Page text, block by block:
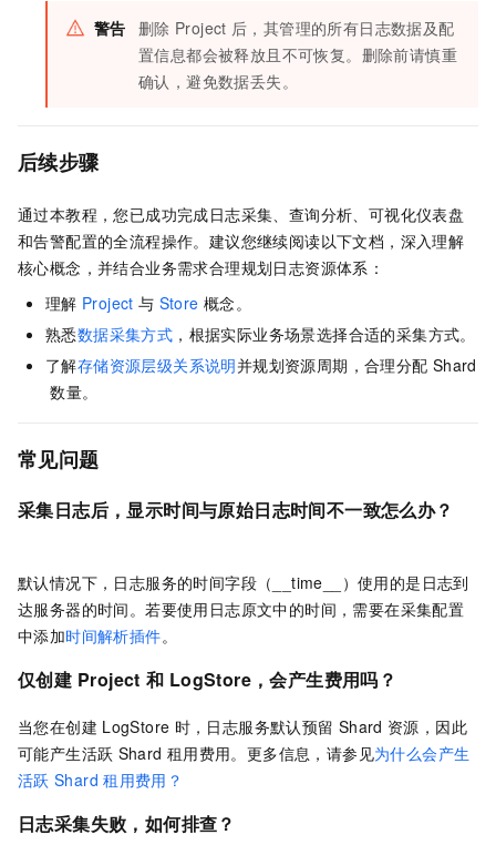
警告 删除 Project 后，其管理的所有日志数据及配
置信息都会被释放且不可恢复。删除前请慎重
确认，避免数据丢失。
后续步骤
通过本教程，您已成功完成日志采集、查询分析、可视化仪表盘
和告警配置的全流程操作。建议您继续阅读以下文档，深入理解
核心概念，并结合业务需求合理规划日志资源体系：
理解 Project 与 Store 概念。
熟悉数据采集方式 ，根据实际业务场景选择合适的采集方式。
了解存储资源层级关系说明并规划资源周期，合理分配 Shard
数量。
常见问题
采集日志后，显示时间与原始日志时间不一致怎么办？
默认情况下，日志服务的时间字段（__time__）使用的是日志到
达服务器的时间。若要使用日志原文中的时间，需要在采集配置
中添加时间解析插件。
仅创建 Project 和 LogStore，会产生费用吗？
当您在创建 LogStore 时，日志服务默认预留 Shard 资源，因此
可能产生活跃 Shard 租用费用。更多信息，请参见为什么会产生
活跃 Shard 租用费用？
日志采集失败，如何排查？